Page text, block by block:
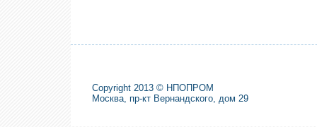
Copyright 2013 © НПОПРОМ
Москва, пр-кт Вернандского, дом 29